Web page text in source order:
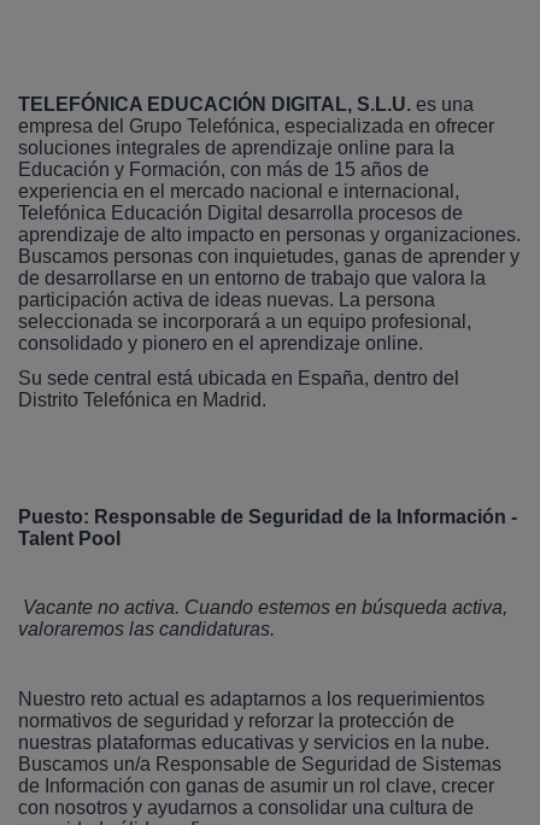
TELEFÓNICA EDUCACIÓN DIGITAL, S.L.U. es una
empresa del Grupo Telefónica, especializada en ofrecer
soluciones integrales de aprendizaje online para la
Educación y Formación, con más de 15 años de
experiencia en el mercado nacional e internacional,
Telefónica Educación Digital desarrolla procesos de
aprendizaje de alto impacto en personas y organizaciones.
Buscamos personas con inquietudes, ganas de aprender y
de desarrollarse en un entorno de trabajo que valora la
participación activa de ideas nuevas. La persona
seleccionada se incorporará a un equipo profesional,
consolidado y pionero en el aprendizaje online.
Su sede central está ubicada en España, dentro del
Distrito Telefónica en Madrid.
Puesto: Responsable de Seguridad de la Información -
Talent Pool
Vacante no activa. Cuando estemos en búsqueda activa,
valoraremos las candidaturas.
Nuestro reto actual es adaptarnos a los requerimientos
normativos de seguridad y reforzar la protección de
nuestras plataformas educativas y servicios en la nube.
Buscamos un/a Responsable de Seguridad de Sistemas
de Información con ganas de asumir un rol clave, crecer
con nosotros y ayudarnos a consolidar una cultura de